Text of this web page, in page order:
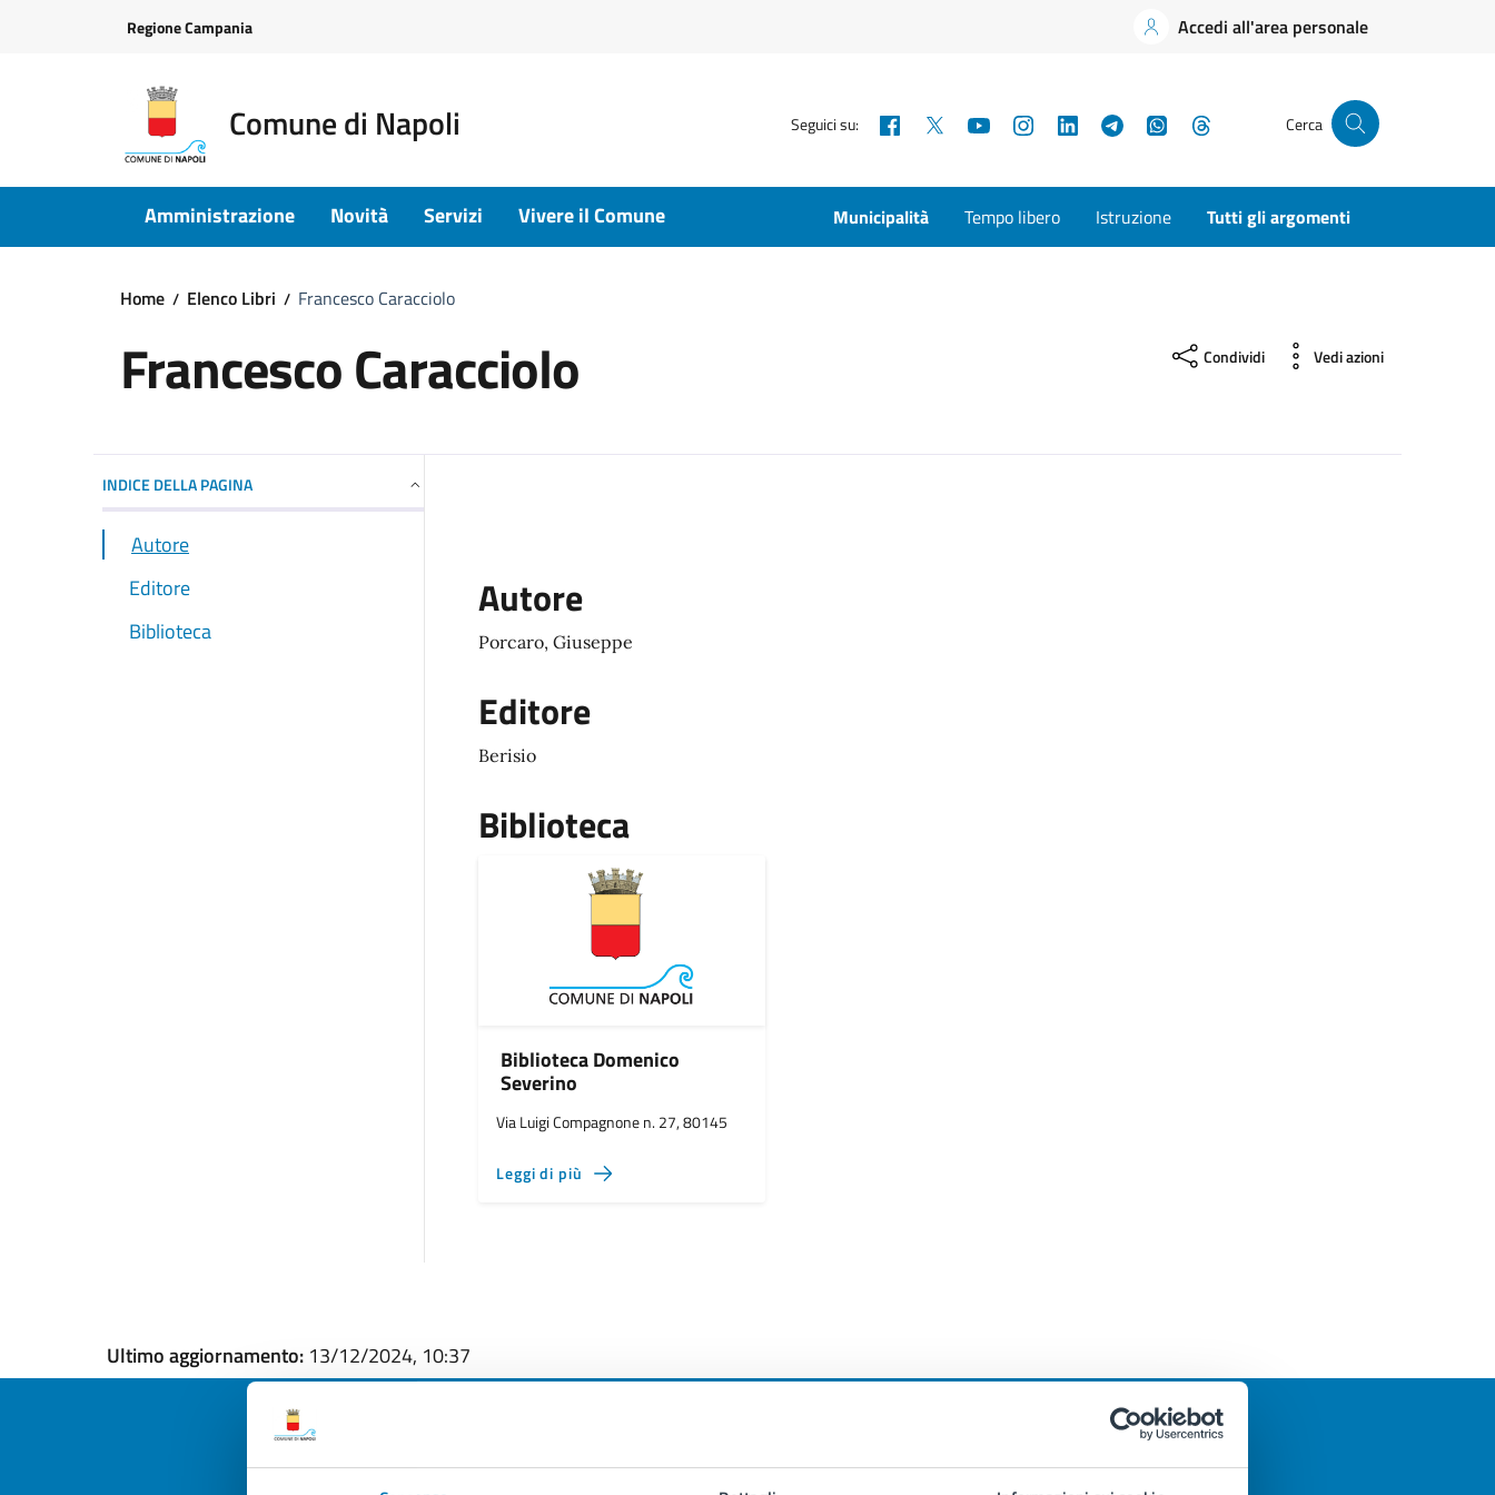
Regione Campania Accedi all'area personale
Comune di Napoli Seguici su: Facebook YouTubeInstagramLinkedInTelegramWhatsApp Cerca
Amministrazione Novità Servizi Vivere il Comune Municipalità Tempo libero Istruzione Tutti gli argomenti
Home Elenco Libri Francesco Caracciolo
Francesco Caracciolo Condividi Vedi azioni
INDICE DELLA PAGINA
Autore
Editore
Biblioteca
Autore
Porcaro, Giuseppe
Editore
Berisio
Biblioteca
Biblioteca Domenico
Severino
Via Luigi Compagnone n. 27, 80145
Leggi di più
Ultimo aggiornamento: 13/12/2024, 10:37